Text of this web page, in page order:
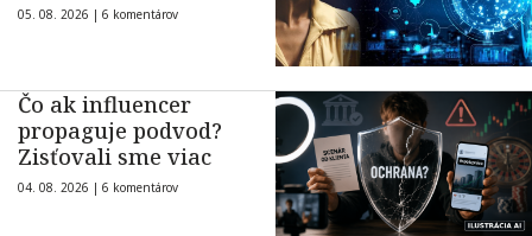
05. 08. 2026 | 6 komentárov
Čo ak influencer
propaguje podvod?
Zisťovali sme viac
04. 08. 2026 | 6 komentárov